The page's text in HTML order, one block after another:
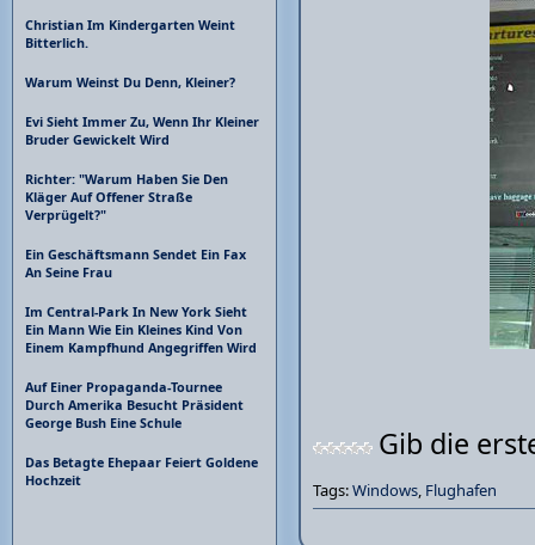
Gib die
Tags:Windows, Flughafen
Christian Im Kindergarten Weint
Bitterlich.
Warum Weinst Du Denn, Kleiner?
Evi Sieht Immer Zu, Wenn Ihr Kleiner
Bruder Gewickelt Wird
Richter: "Warum Haben Sie Den
Kläger Auf Offener Straße
Verprügelt?"
Ein Geschäftsmann Sendet Ein Fax
An Seine Frau
Im Central-Park In New York Sieht
Ein Mann Wie Ein Kleines Kind Von
Einem Kampfhund Angegriffen Wird
Auf Einer Propaganda-Tournee
Durch Amerika Besucht Präsident
George Bush Eine Schule
Das Betagte Ehepaar Feiert Goldene
Hochzeit